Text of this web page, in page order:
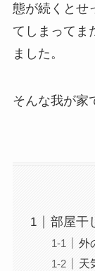
態が続くとせ
てしまってま
ました。
そんな我が家
部屋干
外
天